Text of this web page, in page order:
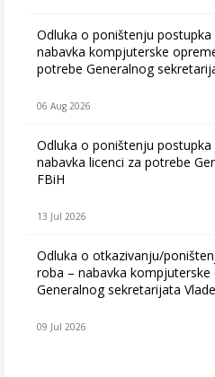
Odluka o poništenju
nabavka kompjuterske
potrebe Generalnog
06 Aug 2026
Odluka o poništenju
nabavka licenci za potrebe
FBiH
13 Jul 2026
Odluka o otkazivanju/
roba – nabavka
Generalnog sekretarijata
09 Jul 2026